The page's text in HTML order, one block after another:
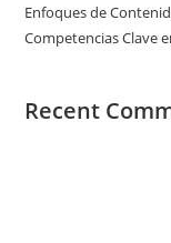
Enfoques de
Competencias Clave
Recent